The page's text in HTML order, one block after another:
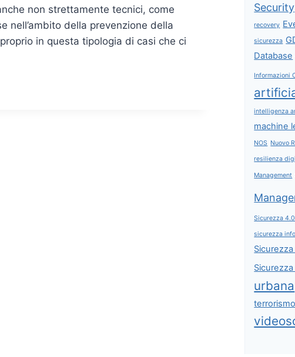
non strettamente tecnici, come
nell’ambito della prevenzione della
in questa tipologia di casi che ci
Security
recovery
sicurezza
Database
Informazioni
intelligenza
machine
NOS Nuovo
resilienza
Management
Sicurezza 4.0
sicurezza
urbana